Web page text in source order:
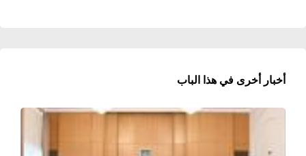
أخبار أخرى في هذا الباب